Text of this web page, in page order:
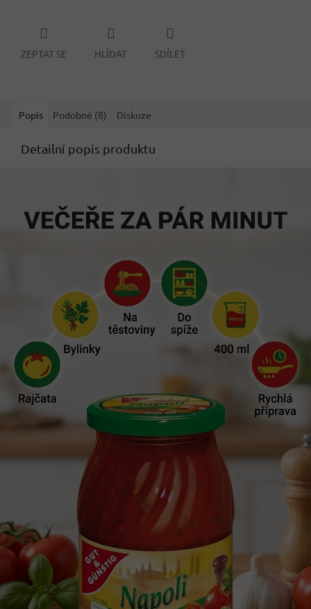
ZEPTAT SE HLÍDAT SDÍLET
Popis Podobné (8) Diskuze
Detailní popis produktu